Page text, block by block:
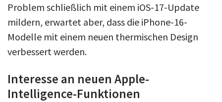
Problem schließlich mit einem iOS-17-Update
mildern, erwartet aber, dass die iPhone-16-
Modelle mit einem neuen thermischen Design
verbessert werden.
Interesse an neuen Apple-
Intelligence-Funktionen